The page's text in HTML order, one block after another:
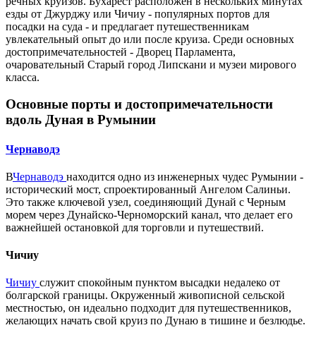
езды от Джурджу или Чичиу - популярных портов для
посадки на суда - и предлагает путешественникам
увлекательный опыт до или после круиза. Среди основных
достопримечательностей - Дворец Парламента,
очаровательный Старый город Липскани и музеи мирового
класса.
Основные порты и достопримечательности
вдоль Дуная в Румынии
Чернаводэ
ВЧернаводэ находится одно из инженерных чудес Румынии -
исторический мост, спроектированный Ангелом Салиньи.
Это также ключевой узел, соединяющий Дунай с Черным
морем через Дунайско-Черноморский канал, что делает его
важнейшей остановкой для торговли и путешествий.
Чичиу
Чичиу служит спокойным пунктом высадки недалеко от
болгарской границы. Окруженный живописной сельской
местностью, он идеально подходит для путешественников,
желающих начать свой круиз по Дунаю в тишине и безлюдье.